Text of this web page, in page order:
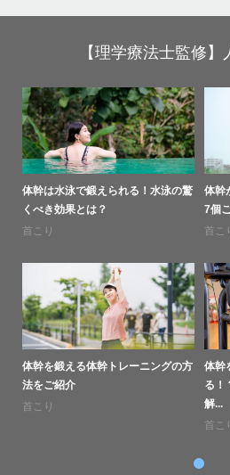
【理学療法士監修
体幹は水泳で鍛えられる！水泳の驚
くべき効果とは？
首こり
体幹
7個
首こ
体幹を鍛える体幹トレーニングの方
法をご紹介
首こり
体幹
る！
解...
首こ